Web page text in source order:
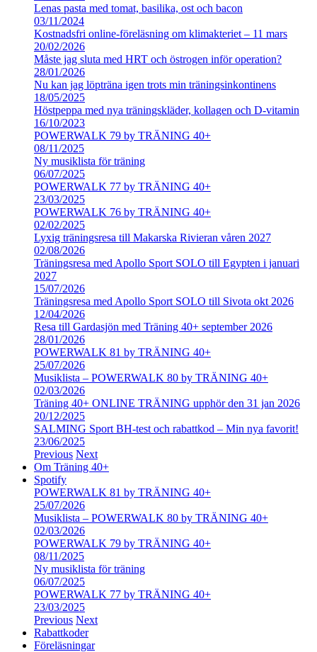
Lenas pasta med tomat, basilika, ost och bacon
03/11/2024
Kostnadsfri online-föreläsning om klimakteriet – 11 mars
20/02/2026
Måste jag sluta med HRT och östrogen inför operation?
28/01/2026
Nu kan jag löpträna igen trots min träningsinkontinens
18/05/2025
Höstpeppa med nya träningskläder, kollagen och D-vitamin
16/10/2023
POWERWALK 79 by TRÄNING 40+
08/11/2025
Ny musiklista för träning
06/07/2025
POWERWALK 77 by TRÄNING 40+
23/03/2025
POWERWALK 76 by TRÄNING 40+
02/02/2025
Lyxig träningsresa till Makarska Rivieran våren 2027
02/08/2026
Träningsresa med Apollo Sport SOLO till Egypten i januari
2027
15/07/2026
Träningsresa med Apollo Sport SOLO till Sivota okt 2026
12/04/2026
Resa till Gardasjön med Träning 40+ september 2026
28/01/2026
POWERWALK 81 by TRÄNING 40+
25/07/2026
Musiklista – POWERWALK 80 by TRÄNING 40+
02/03/2026
Träning 40+ ONLINE TRÄNING upphör den 31 jan 2026
20/12/2025
SALMING Sport BH-test och rabattkod – Min nya favorit!
23/06/2025
Previous Next
Om Träning 40+
Spotify
POWERWALK 81 by TRÄNING 40+
25/07/2026
Musiklista – POWERWALK 80 by TRÄNING 40+
02/03/2026
POWERWALK 79 by TRÄNING 40+
08/11/2025
Ny musiklista för träning
06/07/2025
POWERWALK 77 by TRÄNING 40+
23/03/2025
Previous Next
Rabattkoder
Föreläsningar